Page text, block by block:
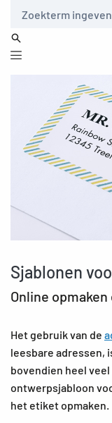
Sjablonen
Online
Het gebruik van de
leesbare adressen,
bovendien heel
ontwerpsjabloon
het etiket opmaken.